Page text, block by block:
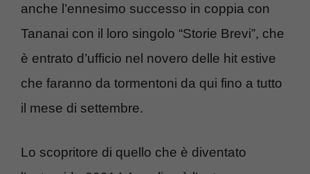
anche l’ennesimo successo in coppia con
Tananai con il loro singolo “Storie Brevi”, che
è entrato d’ufficio nel novero delle hit estive
che faranno da tormentoni da qui fino a tutto
il mese di settembre.
Lo scopritore di quello che è diventato